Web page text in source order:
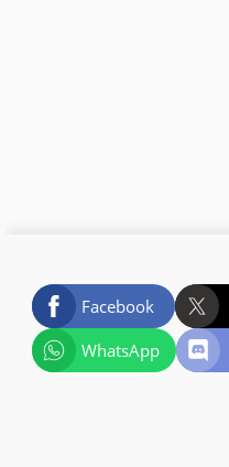
Facebook
WhatsApp